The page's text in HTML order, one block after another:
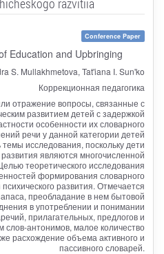
Conference Paper
Education and Upbringing
S. Mullakhmetova, Tat'iana I. Sun'ko
Коррекционная педагогика
отражение вопросы, связанные с
развитием детей с задержкой
особенности их словарного
речи у данной категории детей
исследования, поскольку дети
являются многочисленной
теоретического исследования
формирования словарного
развития. Отмечается
преобладание в нем бытовой
в употреблении и понимании
прилагательных, предлогов и
слов-антонимов, малое количество
расхождение объема активного и
пассивного словарей.